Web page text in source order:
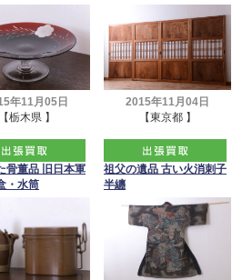
年11月05日
【栃木県 】
2015年11月04日
【東京都 】
骨董品 旧日本軍
・水筒
祖父の遺品 古い火消刺子
半纏